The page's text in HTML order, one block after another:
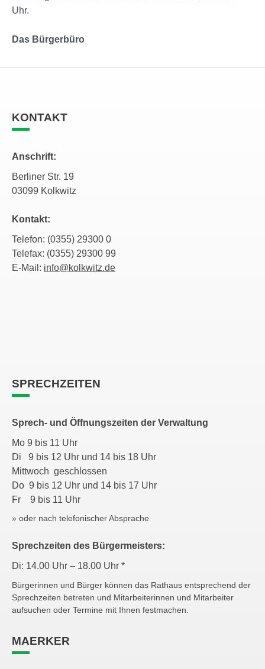
Uhr.
Das Bürgerbüro
KONTAKT
Anschrift:
Berliner Str. 19
03099 Kolkwitz
Kontakt:
Telefon: (0355) 29300 0
Telefax: (0355) 29300 99
E-Mail: info@kolkwitz.de
SPRECHZEITEN
Sprech- und Öffnungszeiten der Verwaltung
Mo 9 bis 11 Uhr
Di 9 bis 12 Uhr und 14 bis 18 Uhr
Mittwoch geschlossen
Do 9 bis 12 Uhr und 14 bis 17 Uhr
Fr 9 bis 11 Uhr
» oder nach telefonischer Absprache
Sprechzeiten des Bürgermeisters:
Di: 14.00 Uhr – 18.00 Uhr *
Bürgerinnen und Bürger können das Rathaus entsprechend der
Sprechzeiten betreten und Mitarbeiterinnen und Mitarbeiter
aufsuchen oder Termine mit Ihnen festmachen.
MAERKER